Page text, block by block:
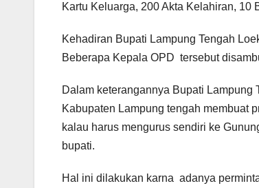
Kartu Keluarga, 200 Akta Kelahiran, 10
Kehadiran Bupati Lampung Tengah
Beberapa Kepala OPD tersebut
Dalam keterangannya Bupati
Kabupaten Lampung tengah membuat
kalau harus mengurus sendiri ke
bupati.
Hal ini dilakukan karna adanya